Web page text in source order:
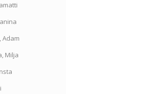
Adam
Milja